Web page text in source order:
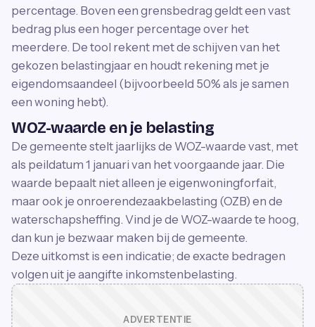
percentage. Boven een grensbedrag geldt een vast
bedrag plus een hoger percentage over het
meerdere. De tool rekent met de schijven van het
gekozen belastingjaar en houdt rekening met je
eigendomsaandeel (bijvoorbeeld 50% als je samen
een woning hebt).
WOZ-waarde en je belasting
De gemeente stelt jaarlijks de WOZ-waarde vast, met
als peildatum 1 januari van het voorgaande jaar. Die
waarde bepaalt niet alleen je eigenwoningforfait,
maar ook je onroerendezaakbelasting (OZB) en de
waterschapsheffing. Vind je de WOZ-waarde te hoog,
dan kun je bezwaar maken bij de gemeente.
Deze uitkomst is een indicatie; de exacte bedragen
volgen uit je aangifte inkomstenbelasting.
ADVERTENTIE